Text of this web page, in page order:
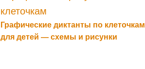
Графические диктанты по клеточкам
для детей — схемы и рисунки